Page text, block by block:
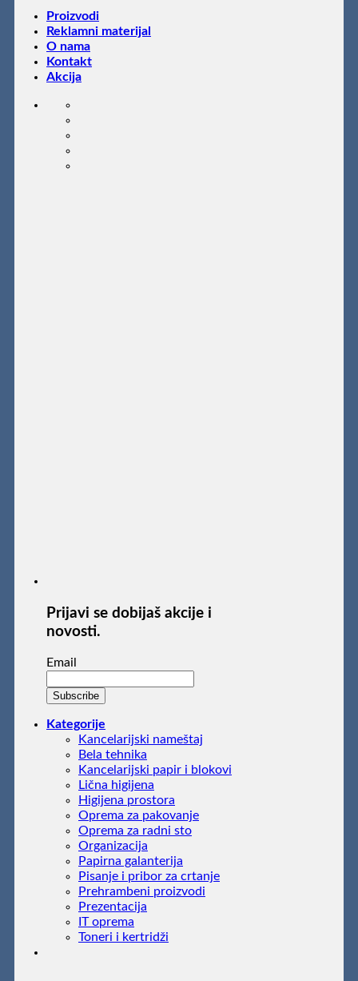
Proizvodi
Reklamni materijal
O nama
Kontakt
Akcija
Prijavi se dobijaš akcije i
novosti.
Email
Kategorije
Kancelarijski nameštaj
Bela tehnika
Kancelarijski papir i blokovi
Lična higijena
Higijena prostora
Oprema za pakovanje
Oprema za radni sto
Organizacija
Papirna galanterija
Pisanje i pribor za crtanje
Prehrambeni proizvodi
Prezentacija
IT oprema
Toneri i kertridži